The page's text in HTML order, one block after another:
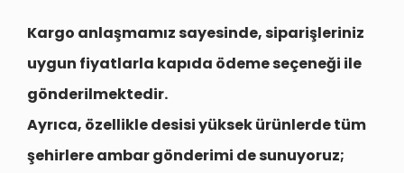
Kargo anlaşmamız sayesinde, siparişleriniz
uygun fiyatlarla kapıda ödeme seçeneği ile
gönderilmektedir.
Ayrıca, özellikle desisi yüksek ürünlerde tüm
şehirlereambar gönderimi de sunuyoruz;